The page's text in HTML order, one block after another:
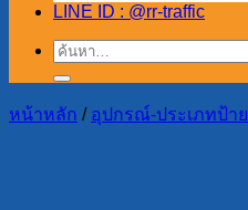
LINE ID : @rr-traffic
ค้นหา:
หน้าหลัก / อุปกรณ์-ประเภทป้าย